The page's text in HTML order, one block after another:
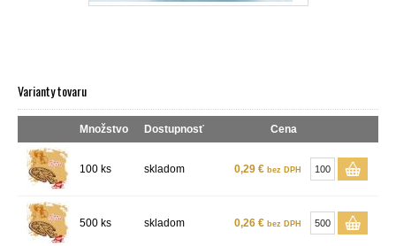
Varianty tovaru
Množstvo Dostupnosť Cena
100 ks skladom 0,29 € bez DPH
500 ks skladom 0,26 € bez DPH